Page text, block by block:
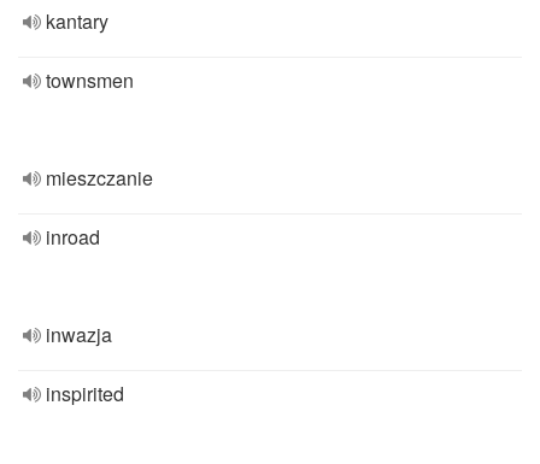
kantary
townsmen
mieszczanie
inroad
inwazja
inspirited